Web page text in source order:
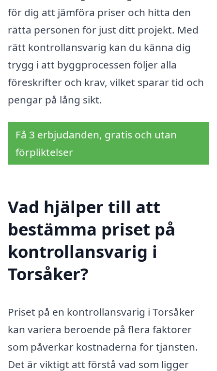
för dig att jämföra priser och hitta den
rätta personen för just ditt projekt. Med
rätt kontrollansvarig kan du känna dig
trygg i att byggprocessen följer alla
föreskrifter och krav, vilket sparar tid och
pengar på lång sikt.
Få 3 erbjudanden, gratis och utan
förpliktelser
Vad hjälper till att
bestämma priset på
kontrollansvarig i
Torsåker?
Priset på en kontrollansvarig i Torsåker
kan variera beroende på flera faktorer
som påverkar kostnaderna för tjänsten.
Det är viktigt att förstå vad som ligger